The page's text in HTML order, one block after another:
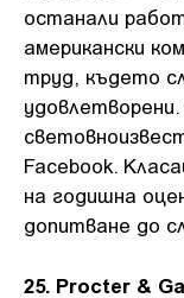
останали
американски
труд, където
Facebook.
на годишна
допитване до
25. Procter &